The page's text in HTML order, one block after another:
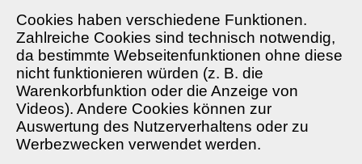
Cookies haben verschiedene Funktionen.
Zahlreiche Cookies sind technisch notwendig,
da bestimmte Webseitenfunktionen ohne diese
nicht funktionieren würden (z. B. die
Warenkorbfunktion oder die Anzeige von
Videos). Andere Cookies können zur
Auswertung des Nutzerverhaltens oder zu
Werbezwecken verwendet werden.